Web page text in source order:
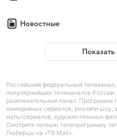
Новостные
Российский федеральный
популярнейших телеканалов
развлекательный канал. Программа
комедийных сериалов, реалити шоу,
мультсериалов, художественных
Смотрите полную телепрограмму
Люберцы на «ТВ Mail».